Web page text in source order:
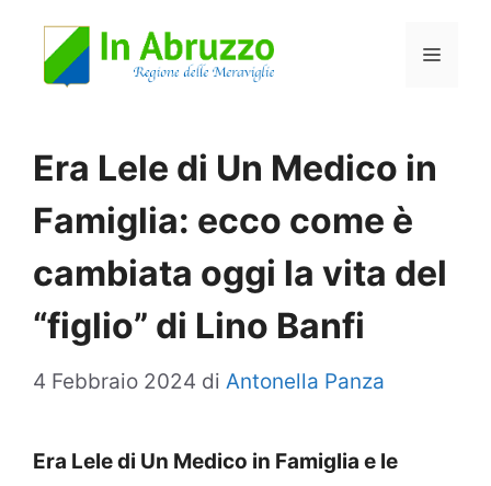
Menu
Era Lele di Un Medico in
Famiglia: ecco come è
cambiata oggi la vita del
“figlio” di Lino Banfi
4 Febbraio 2024 di Antonella Panza
Era Lele di Un Medico in Famiglia e le